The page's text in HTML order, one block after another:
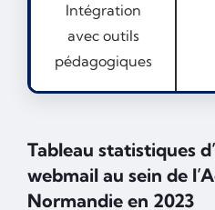
Intégration
avec outils
pédagogiques
Tableau statistiques
webmail au sein de
Normandie en 2023